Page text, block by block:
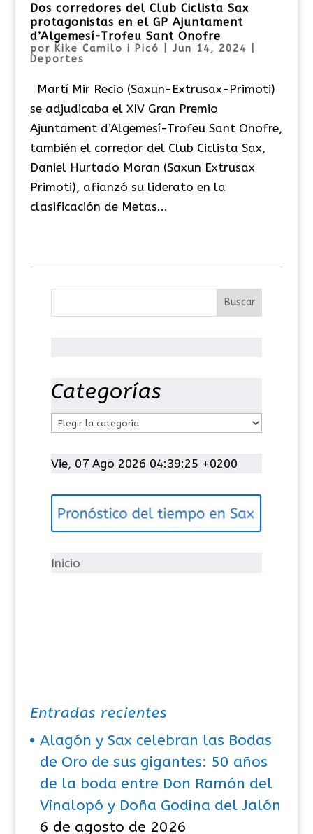
Dos corredores del Club Ciclista Sax
protagonistas en el GP Ajuntament
d’Algemesí-Trofeu Sant Onofre
por Kike Camilo i Picó Jun 14, 2024
Deportes
Martí Mir Recio (Saxun-Extrusax-Primoti)
se adjudicaba el XIV Gran Premio
Ajuntament d’Algemesí-Trofeu Sant Onofre,
también el corredor del Club Ciclista Sax,
Daniel Hurtado Moran (Saxun Extrusax
Primoti), afianzó su liderato en la
clasificación de Metas...
Categorías
t
g
í
Vie, 07 Ago 2026 04:39:26 +0200
Inicio
Entradas recientes
Alagón y Sax celebran las Bodas
de Oro de sus gigantes: 50 años
de la boda entre Don Ramón del
Vinalopó y Doña Godina del Jalón
6 de agosto de 2026